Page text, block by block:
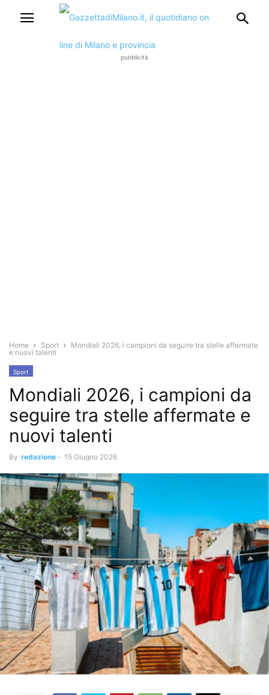
pubblicità
Home Sport
Mondiali 2026, i campioni da seguire tra stelle affermate
e nuovi talenti
Sport
Mondiali 2026, i campioni da
seguire tra stelle affermate e
nuovi talenti
By redazione - 15 Giugno 2026